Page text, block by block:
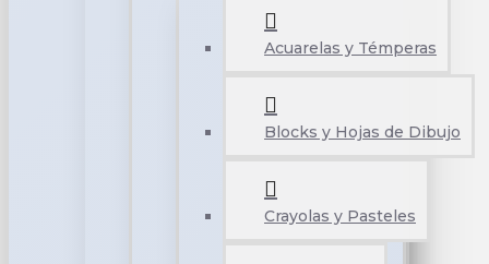
Acuarelas y Témperas
Blocks y Hojas de Dibujo
Crayolas y Pasteles